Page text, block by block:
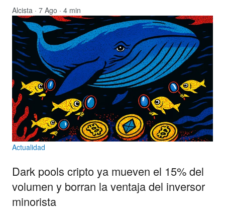
Alcista · 7 Ago · 4 min
Actualidad
Dark pools cripto ya mueven el 15% del
volumen y borran la ventaja del inversor
minorista